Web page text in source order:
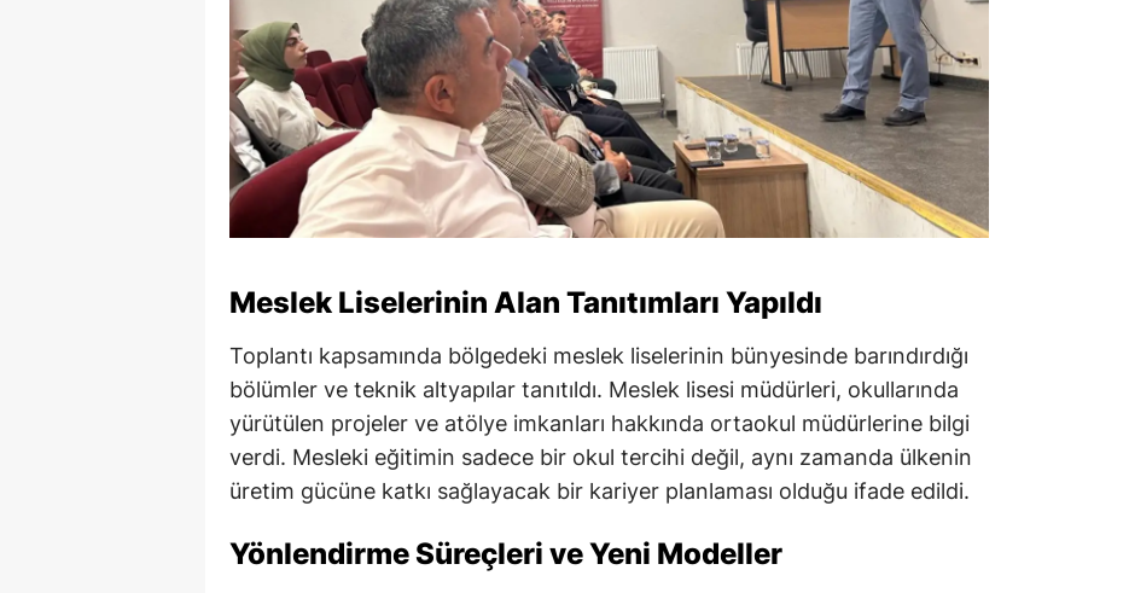
Meslek Liselerinin Alan Tanıtımları Yapıldı
Toplantı kapsamında bölgedeki meslek liselerinin bünyesinde barındırdığı
bölümler ve teknik altyapılar tanıtıldı. Meslek lisesi müdürleri, okullarında
yürütülen projeler ve atölye imkanları hakkında ortaokul müdürlerine bilgi
verdi. Mesleki eğitimin sadece bir okul tercihi değil, aynı zamanda ülkenin
üretim gücüne katkı sağlayacak bir kariyer planlaması olduğu ifade edildi.
Yönlendirme Süreçleri ve Yeni Modeller